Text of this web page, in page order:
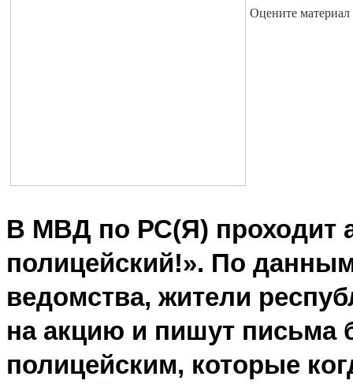
Оцените материал
В МВД по РС(Я) проходит
полицейский!». По
ведомства, жители
на акцию и пишут письма
полицейским, которые